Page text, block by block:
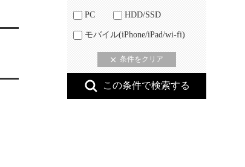
PC HDD/SSD
モバイル(iPhone/iPad/wi-fi)